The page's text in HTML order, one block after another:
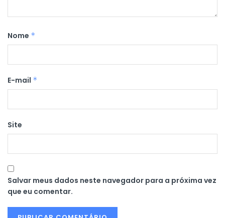
Nome *
E-mail *
Site
Salvar meus dados neste navegador para a próxima vez
que eu comentar.